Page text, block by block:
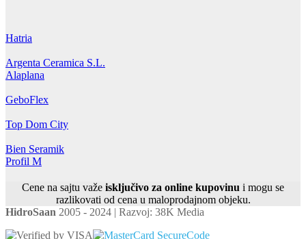
Hatria
Argenta Ceramica S.L.
Alaplana
GeboFlex
Top Dom City
Bien Seramik
Profil M
Cene na sajtu važe isključivo za online kupovinu i mogu se
razlikovati od cena u maloprodajnom objeku.
HidroSaan 2005 - 2024 | Razvoj: 38K Media